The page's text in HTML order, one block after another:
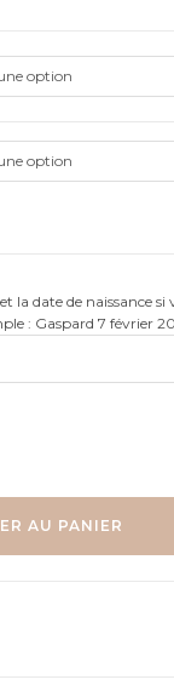
option
option
la date de naissance si
: Gaspard 7 février
AU PANIER